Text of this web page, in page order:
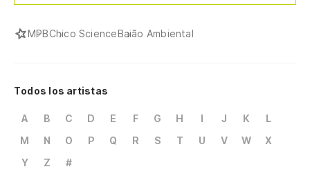
MPBChico ScienceBaião Ambiental
Todos los artistas
A B C D E F G H I J K
L
M
N O P Q R S T U V W
X
Y
Z #